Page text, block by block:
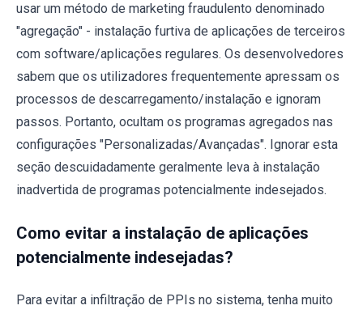
usar um método de marketing fraudulento denominado
"agregação" - instalação furtiva de aplicações de terceiros
com software/aplicações regulares. Os desenvolvedores
sabem que os utilizadores frequentemente apressam os
processos de descarregamento/instalação e ignoram
passos. Portanto, ocultam os programas agregados nas
configurações "Personalizadas/Avançadas". Ignorar esta
seção descuidadamente geralmente leva à instalação
inadvertida de programas potencialmente indesejados.
Como evitar a instalação de aplicações
potencialmente indesejadas?
Para evitar a infiltração de PPIs no sistema, tenha muito